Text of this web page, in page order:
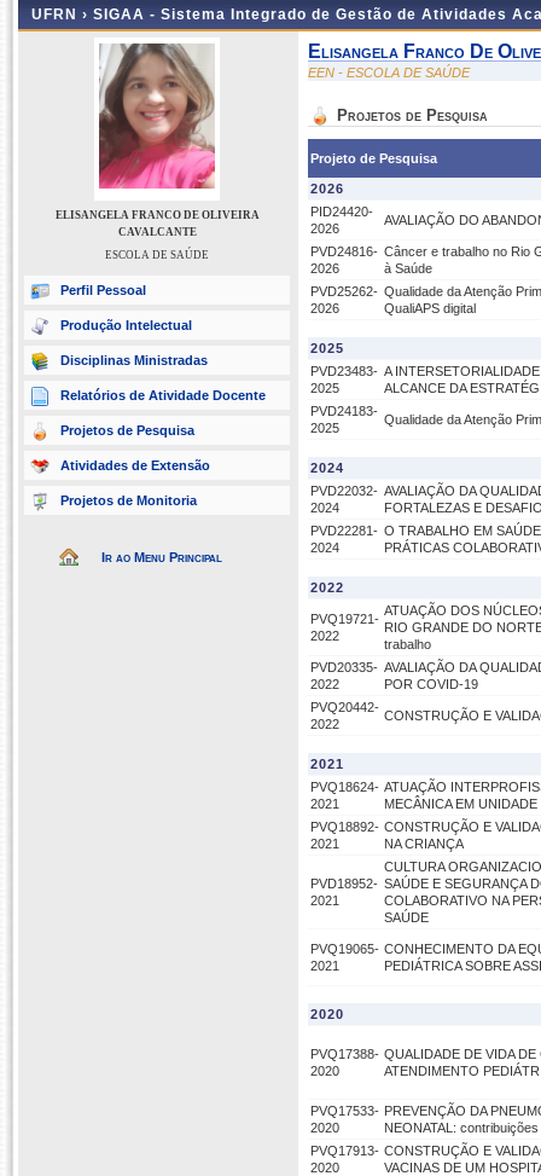
UFRN › SIGAA - Sistema Integrado de Gestão de Atividades
ELISANGELA FRANCO DE OLIVEIRA
CAVALCANTE
ESCOLA DE SAÚDE
Perfil Pessoal
Produção Intelectual
Disciplinas Ministradas
Relatórios de Atividade Docente
Projetos de Pesquisa
Atividades de Extensão
Projetos de Monitoria
Ir ao Menu Principal
Elisangela Franco De
EEN - ESCOLA DE SAÚDE
Projetos de Pesquisa
Projeto de Pesquisa
2026
PID24420-
2026
AVALIAÇÃO DO
PVD24816-
2026
Câncer e trabalho no Rio
à Saúde
PVD25262-
2026
Qualidade da Atenção
QualiAPS digital
2025
PVD23483-
2025
A
ALCANCE DA
PVD24183-
2025
Qualidade da Atenção
2024
PVD22032-
2024
AVALIAÇÃO DA
FORTALEZAS E
PVD22281-
2024
O TRABALHO EM
PRÁTICAS
2022
PVQ19721-
2022
ATUAÇÃO DOS
RIO GRANDE DO
trabalho
PVD20335-
2022
AVALIAÇÃO DA
POR COVID-19
PVQ20442-
2022
CONSTRUÇÃO E
2021
PVQ18624-
2021
ATUAÇÃO
MECÂNICA EM
PVQ18892-
2021
CONSTRUÇÃO E
NA CRIANÇA
PVD18952-
2021
CULTURA
SAÚDE E SEGURANÇA
COLABORATIVO NA
SAÚDE
PVQ19065-
2021
CONHECIMENTO DA
PEDIÁTRICA SOBRE
2020
PVQ17388-
2020
QUALIDADE DE VIDA
ATENDIMENTO
PVQ17533-
2020
PREVENÇÃO DA
NEONATAL:
PVQ17913-
2020
CONSTRUÇÃO E
VACINAS DE UM